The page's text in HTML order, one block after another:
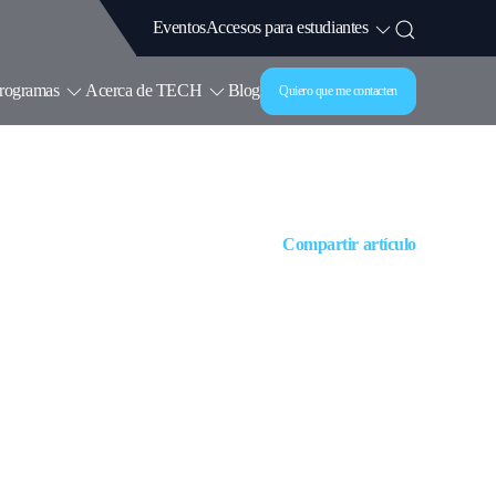
EventosAccesos para estudiantes
Acerca de TECH Blog Quiero que me contacten
Compartir artículo